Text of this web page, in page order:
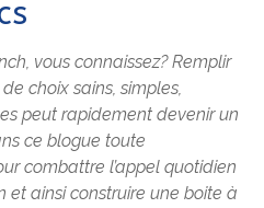
vous connaissez? Remplir
choix sains, simples,
peut rapidement devenir un
ce blogue toute
combattre l’appel quotidien
ainsi construire une boite à